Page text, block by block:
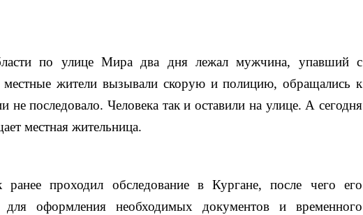
по улице Мира два дня лежал мужчина, упавший с
местные жители вызывали скорую и полицию, обращались к
не последовало. Человека так и оставили на улице. А сегодня
местная жительница.
ранее проходил обследование в Кургане, после чего его
оформления необходимых документов и временного